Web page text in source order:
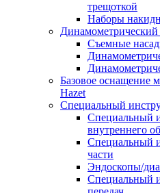
трещоткой
Наборы
Динамометрический
Съемные
Базовое оснащение
Hazet
Специальный
Специальный
внутреннего
Специальный
части
Эндоскопы/
Специальный